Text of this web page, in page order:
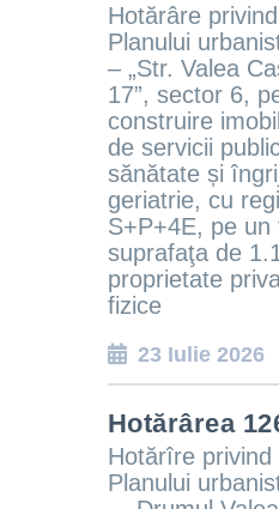
Hotărâre
Planului
– „Str. Valea
17”, sector 6,
construire
de servicii
sănătate și
geriatrie, cu
S+P+4E, pe un
suprafaţa de
proprietate
fizice
23 Iulie 2026
Hotărârea
Hotărîre privind
Planului